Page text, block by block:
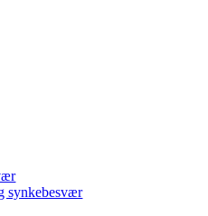
synkebesvær